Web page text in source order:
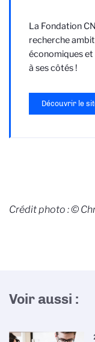
La Fondation
recherche
économiques et
à ses côtés !
Découvrir le
Crédit photo : ©
Voir aussi :